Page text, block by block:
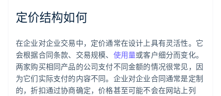
定价结构如何
在企业对企业交易中，定价通常在设计上具有灵活性。它
会根据合同条款、交易规模、 使用量或客户细分而变化。
两家购买相同产品的公司支付不同金额的情况很常见，因
为它们实际支付的内容不同。企业对企业合同通常是定制
的，折扣通过协商确定，价格甚至可能不会在网站上列